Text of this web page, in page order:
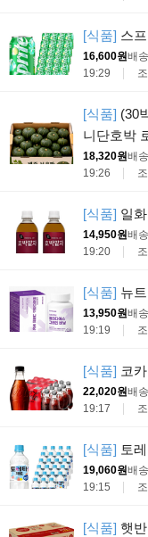
[식품] 스
16,600원배
19:29
[식품] (30
니단호박
18,320원배
19:26
[식품] 일
14,950원배
19:20
[식품] 뉴
13,950원배
19:19
[식품] 코
22,020원배
19:17
[식품] 토
19,060원배
19:15
[식품] 햇